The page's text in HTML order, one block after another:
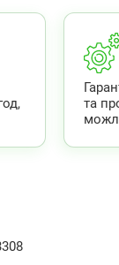
ТЦ
лікарня та
поруч із
та